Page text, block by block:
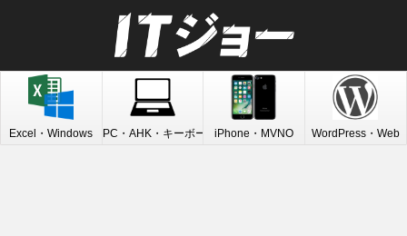
Excel・Windows PC・AHK・キーボードiPhone・MVNO WordPress・Web